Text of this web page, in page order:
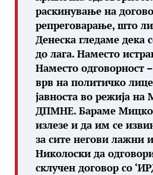
раскинување на
репреговарање, што
Денеска гледаме дека
до лага. Наместо
Наместо одговорност
врв на политичко
јавноста во режија
ДПМНЕ. Бараме
излезе и да им се
за сите негови лажни
Николоски да
склучен договор со